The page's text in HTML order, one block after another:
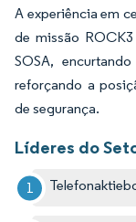
A experiência em
de missão
SOSA,
reforçando a
de segurança.
Líderes do